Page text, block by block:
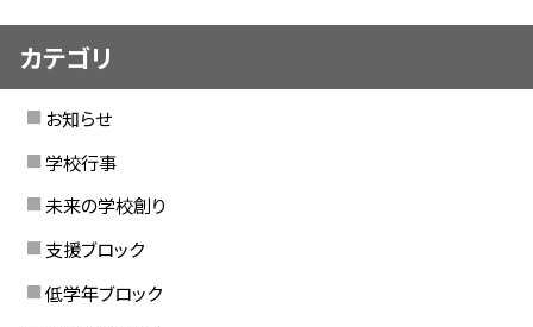
カテゴリ
お知らせ
学校行事
未来の学校創り
支援ブロック
低学年ブロック